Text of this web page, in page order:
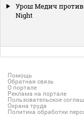
Урош Медич против
Night
Помощь
Обратная связь
О портале
Реклама на портале
Пользовательское
Охрана труда
Политика обработки